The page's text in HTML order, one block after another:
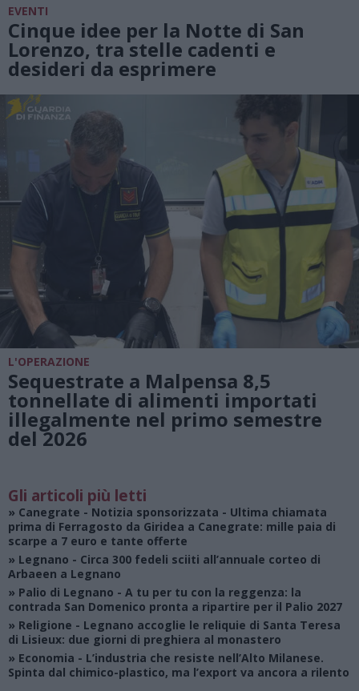
EVENTI
Cinque idee per la Notte di San
Lorenzo, tra stelle cadenti e
desideri da esprimere
L'OPERAZIONE
Sequestrate a Malpensa 8,5
tonnellate di alimenti importati
illegalmente nel primo semestre
del 2026
Gli articoli più letti
» Canegrate - Notizia sponsorizzata - Ultima chiamata
prima di Ferragosto da Giridea a Canegrate: mille paia di
scarpe a 7 euro e tante offerte
» Legnano - Circa 300 fedeli sciiti all’annuale corteo di
Arbaeen a Legnano
» Palio di Legnano - A tu per tu con la reggenza: la
contrada San Domenico pronta a ripartire per il Palio 2027
» Religione - Legnano accoglie le reliquie di Santa Teresa
di Lisieux: due giorni di preghiera al monastero
» Economia - L’industria che resiste nell’Alto Milanese.
Spinta dal chimico-plastico, ma l’export va ancora a rilento